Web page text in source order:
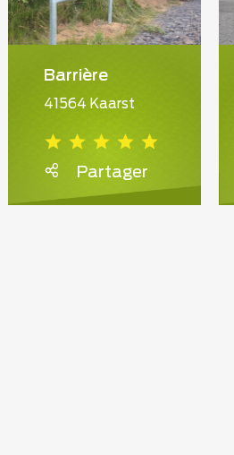
Barrière
41564 Kaarst
Partager